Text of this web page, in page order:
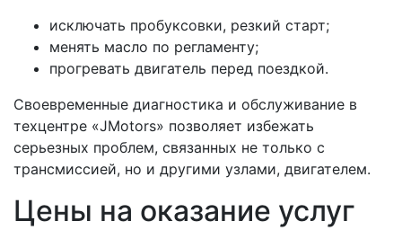
исключать пробуксовки, резкий старт;
менять масло по регламенту;
прогревать двигатель перед поездкой.
Своевременные диагностика и обслуживание в
техцентре «JMotors» позволяет избежать
серьезных проблем, связанных не только с
трансмиссией, но и другими узлами, двигателем.
Цены на оказание услуг